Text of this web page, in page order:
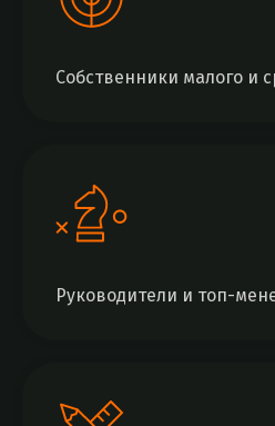
Собственники малого и
Руководители и топ-